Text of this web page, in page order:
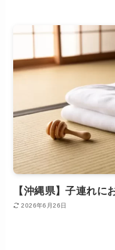
【沖縄県】子連れに
2026年6月26日